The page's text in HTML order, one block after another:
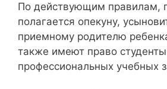
По действующим правилам,
полагается опекуну,
приемному родителю
также имеют право
профессиональных учебных